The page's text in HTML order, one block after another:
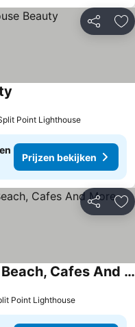
Delen
Point Lighthouse
Prijzen bekijken
Delen
Inlet Apartment I Walk To Beach, Cafes And More
Point Lighthouse